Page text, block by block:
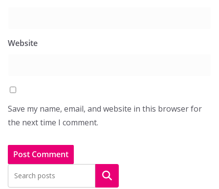
Website
Save my name, email, and website in this browser for
the next time I comment.
Search